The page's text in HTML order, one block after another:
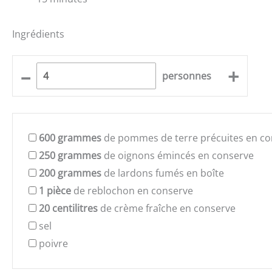
Ingrédients
– personnes +
600 grammes de pommes de terre précuites en
250 grammes de oignons émincés en conserve
200 grammes de lardons fumés en boîte
1 pièce de reblochon en conserve
20 centilitres de crème fraîche en conserve
sel
poivre